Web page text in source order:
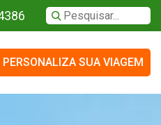
PERSONALIZA SUA VIAGEM